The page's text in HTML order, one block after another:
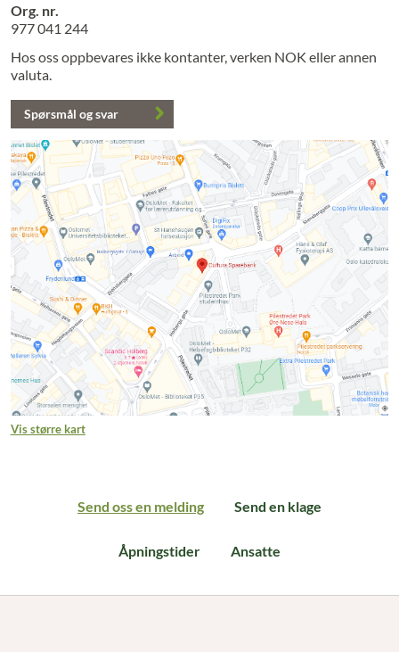
Org. nr.
977 041 244
Hos oss oppbevares ikke kontanter, verken NOK eller annen
valuta.
Spørsmål og svar
Vis større kart
Send oss en melding Send en klage
Åpningstider Ansatte